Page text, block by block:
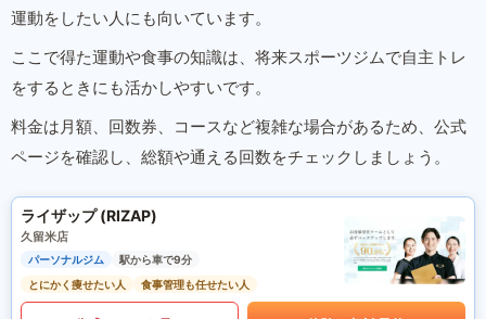
運動をしたい人にも向いています。
ここで得た運動や食事の知識は、将来スポーツジムで自主トレ
をするときにも活かしやすいです。
料金は月額、回数券、コースなど複雑な場合があるため、公式
ページを確認し、総額や通える回数をチェックしましょう。
ライザップ (RIZAP)
久留米店
パーソナルジム
駅から車で9分
とにかく痩せたい人
食事管理も任せたい人